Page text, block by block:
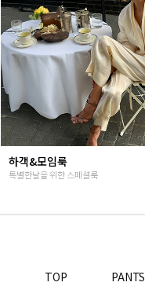
Summer vibes
난닝구의 뉴시즌 감성룩
TOP PANTS